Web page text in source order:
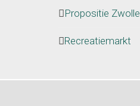
Propositie Zwolle
Recreatiemarkt